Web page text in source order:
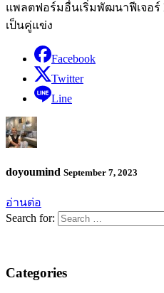
แพลตฟอร์มอื่นเริ่มพัฒนาฟีเจอร์
เป็นคู่แข่ง
Facebook
Twitter
Line
doyoumind September 7, 2023
อ่านต่อ
Search for:
Categories